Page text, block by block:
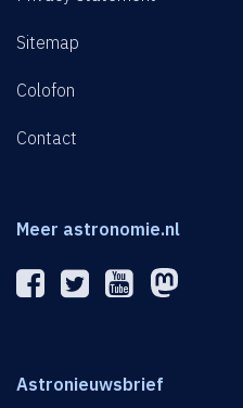
Sitemap
Colofon
Contact
Meer astronomie.nl
Astronieuwsbrief